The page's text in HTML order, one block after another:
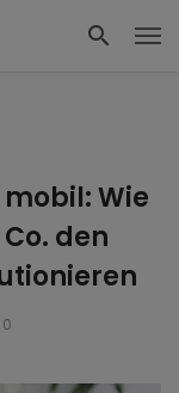
Wie
den
0